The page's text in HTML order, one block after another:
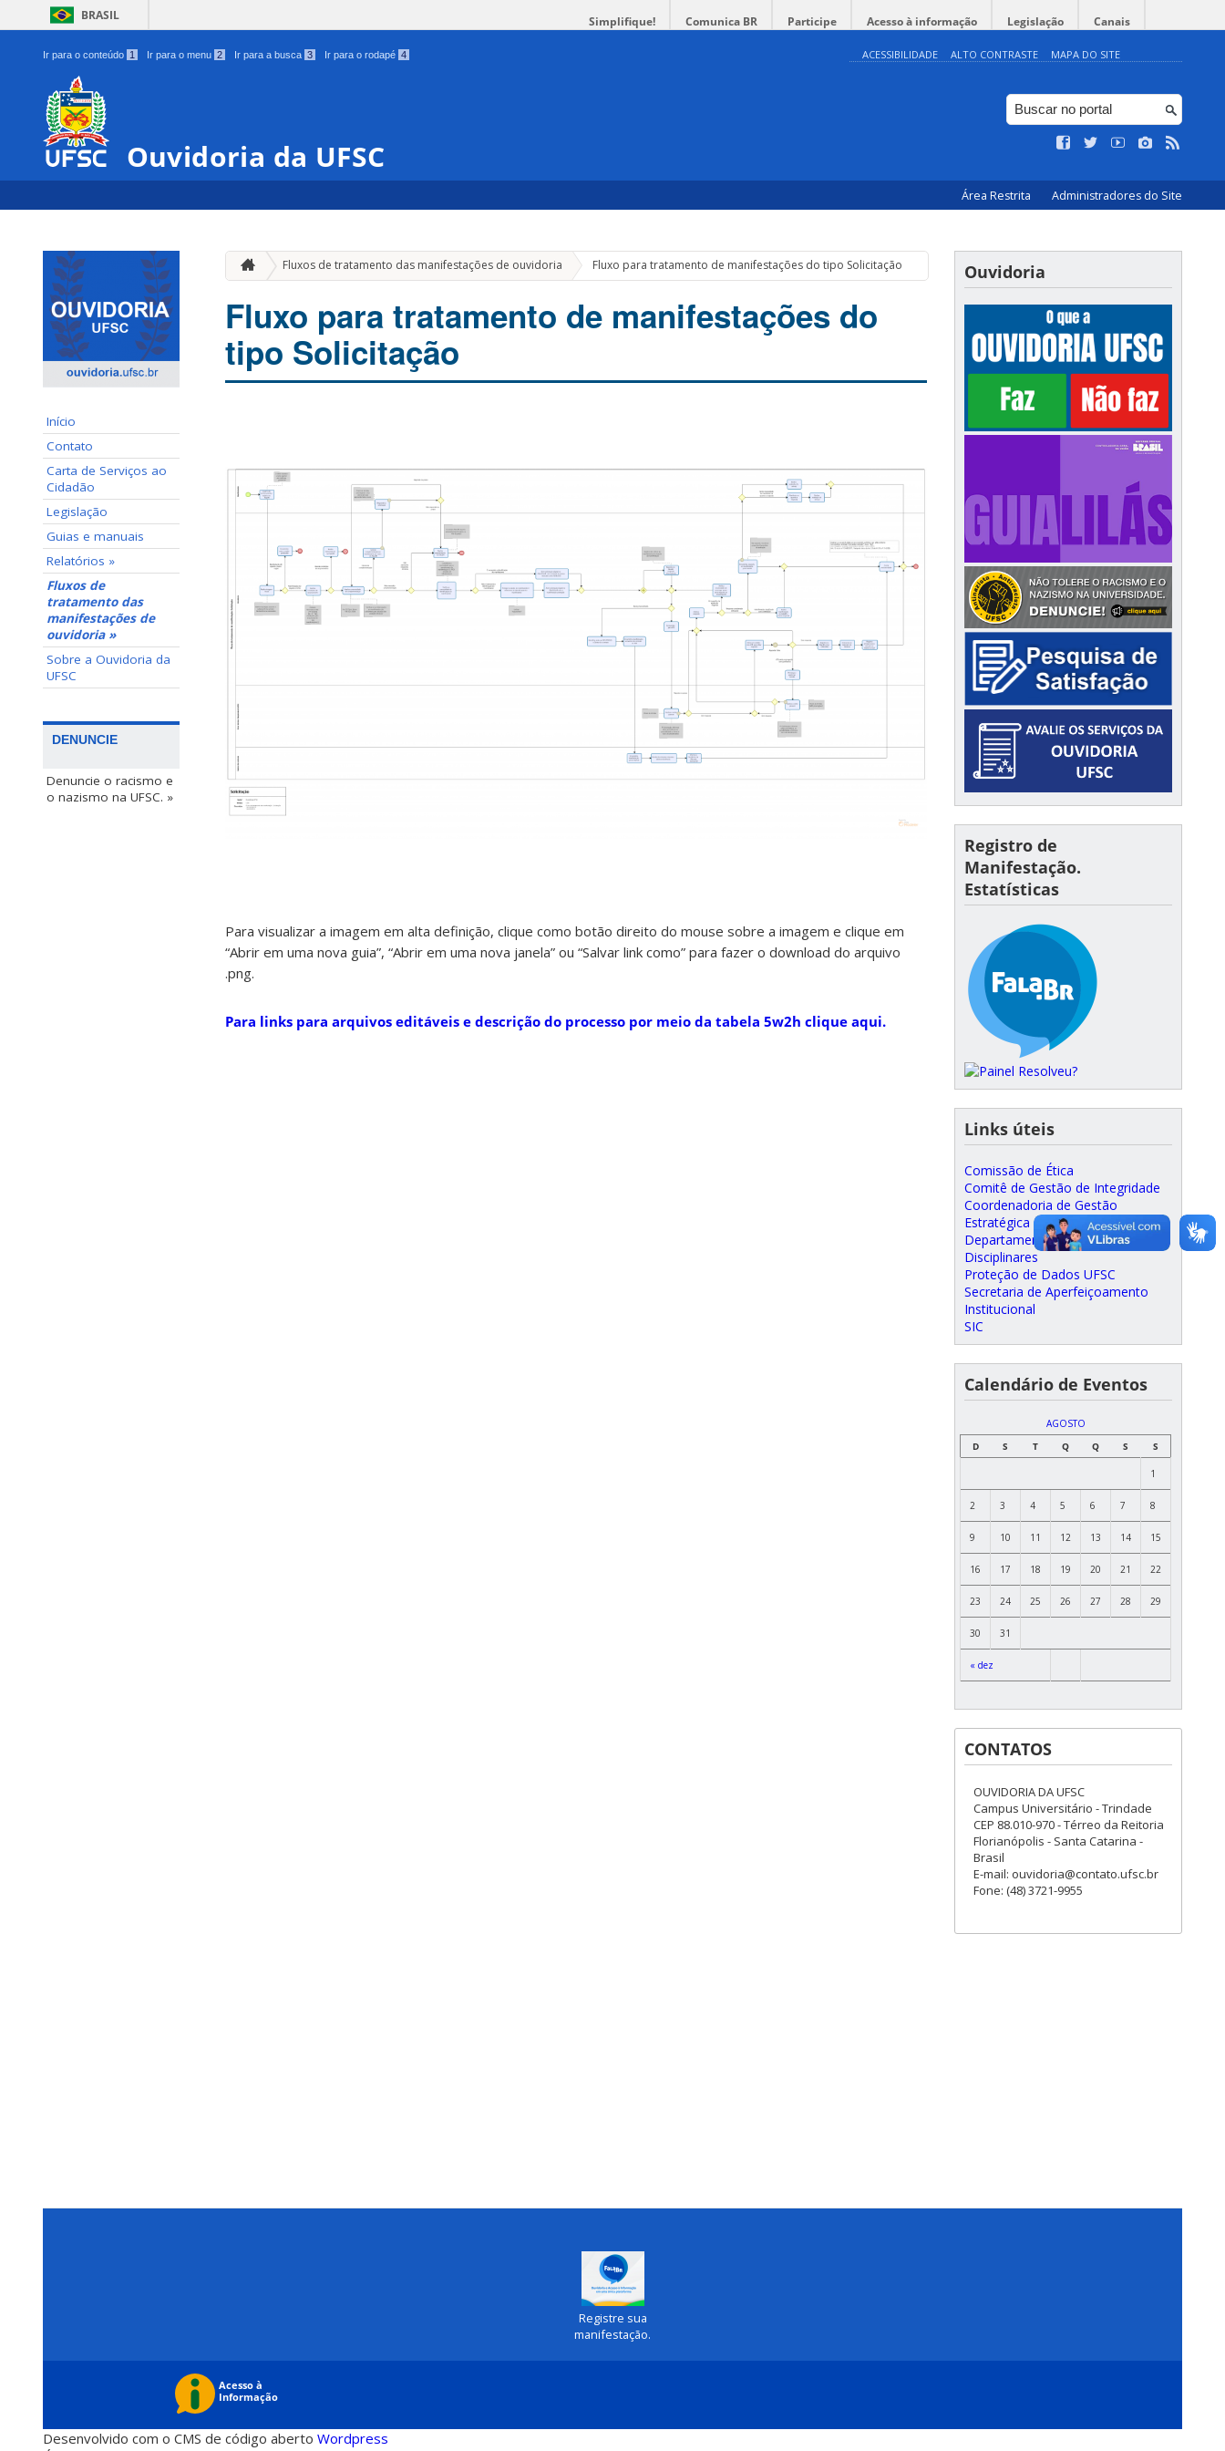
BRASIL Simplifique! Comunica BR Participe Acesso à informação Legislação Canais
Ir para o conteúdo 1 Ir para o menu 2 Ir para a busca 3 Ir para o rodapé 4 ACESSIBILIDADE ALTO CONTRASTE MAPA DO SITE
Ouvidoria da UFSC
Área Restrita Administradores do Site
Início
Contato
Carta de Serviços ao
Cidadão
Legislação
Guias e manuais
Relatórios »
Fluxos de
tratamento das
manifestações de
ouvidoria »
Sobre a Ouvidoria da
UFSC
DENUNCIE
Denuncie o racismo e
o nazismo na UFSC. »
Fluxos de tratamento das manifestações de ouvidoria Fluxo para tratamento de manifestações do tipo Solicitação
Fluxo para tratamento de manifestações do
tipo Solicitação
Para visualizar a imagem em alta definição, clique como botão direito do mouse sobre a imagem e clique em
“Abrir em uma nova guia”, “Abrir em uma nova janela” ou “Salvar link como” para fazer o download do arquivo
.png.
Para links para arquivos editáveis e descrição do processo por meio da tabela 5w2h clique aqui.
Ouvidoria
Registro de
Manifestação.
Estatísticas
Links úteis
Comissão de Ética
Comitê de Gestão de Integridade
Coordenadoria de Gestão
Estratégica
Departamento de Processos
Disciplinares
Proteção de Dados UFSC
Secretaria de Aperfeiçoamento
Institucional
SIC
Calendário de Eventos
AGOSTO
D
S T Q Q S S
« dez
1
2 3 4 5 6 7 8
9 10 11 12 13 14 15
16 17 18 19 20 21 22
23 24 25 26 27 28 29
30 31
CONTATOS
OUVIDORIA DA UFSC
Campus Universitário - Trindade
CEP 88.010-970 - Térreo da Reitoria
Florianópolis - Santa Catarina -
Brasil
E-mail: ouvidoria@contato.ufsc.br
Fone: (48) 3721-9955
Registre sua
manifestação.
Desenvolvido com o CMS de código aberto Wordpress